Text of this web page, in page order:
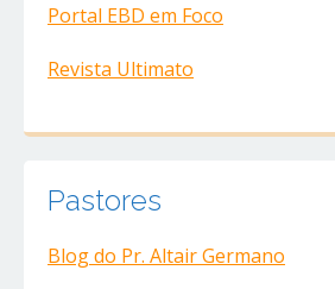
Portal EBD em Foco
Revista Ultimato
Pastores
Blog do Pr. Altair Germano